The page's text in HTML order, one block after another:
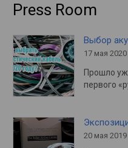
Press Room
Выбор
17 мая 2020
Прошло
первого
20 мая 2019